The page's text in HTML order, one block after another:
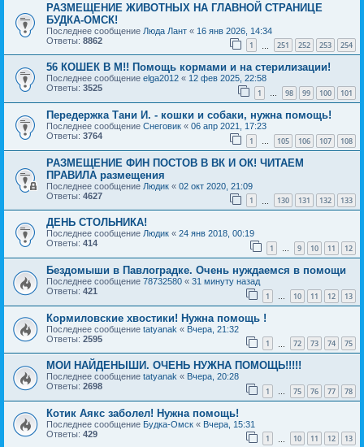
РАЗМЕЩЕНИЕ ЖИВОТНЫХ НА ГЛАВНОЙ СТРАНИЦЕ
БУДКА-ОМСК!
Последнее сообщение Люда Лант « 16 янв 2026, 14:34
Ответы: 8862 1 251 252 253 254
56 КОШЕК В М!! Помощь кормами и на стерилизации!
Последнее сообщение elga2012 « 12 фев 2025, 22:58
Ответы: 3525 1 … 98 99 100 101
Передержка Тани И. - кошки и собаки, нужна помощь!
Последнее сообщение Снеговик « 06 апр 2021, 17:23
Ответы: 3764 1 … 105 106 107 108
РАЗМЕЩЕНИЕ ФИН ПОСТОВ В ВК И ОК! ЧИТАЕМ
ПРАВИЛА размещения
Последнее сообщение Людик « 02 окт 2020, 21:09
Ответы: 4627 1 130 131 132 133
ДЕНЬ СТОЛЬНИКА!
Последнее сообщение Людик « 24 янв 2018, 00:19
Ответы: 414 1 … 9 10 11 12
Бездомыши в Павлоградке. Очень нуждаемся в помощи
Последнее сообщение 78732580 « 31 минуту назад
Ответы: 421 1 … 10 11 12 13
Кормиловские хвостики! Нужна помощь !
Последнее сообщение tatyanak « Вчера, 21:32
Ответы: 2595 1 72 73 74 75
МОИ НАЙДЕНЫШИ. ОЧЕНЬ НУЖНА ПОМОЩЬ!!!!!
Последнее сообщение tatyanak « Вчера, 20:28
Ответы: 2698 1 … 75 76 77 78
Котик Аякс заболел! Нужна помощь!
Последнее сообщение Будка-Омск « Вчера, 15:31
Ответы: 429 1 10 11 12 13